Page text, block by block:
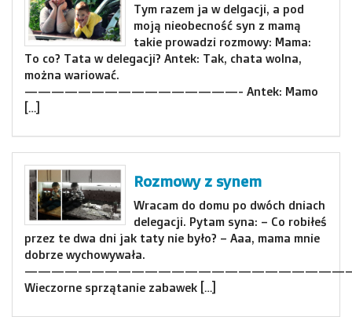
Tym razem ja w delgacji, a pod
moją nieobecność syn z mamą
takie prowadzi rozmowy: Mama:
To co? Tata w delegacji? Antek: Tak, chata wolna,
można wariować.
————————————————- Antek: Mamo
[…]
Rozmowy z synem
Wracam do domu po dwóch dniach
delegacji. Pytam syna: – Co robiłeś
przez te dwa dni jak taty nie było? – Aaa, mama mnie
dobrze wychowywała.
Wieczorne sprzątanie zabawek […]